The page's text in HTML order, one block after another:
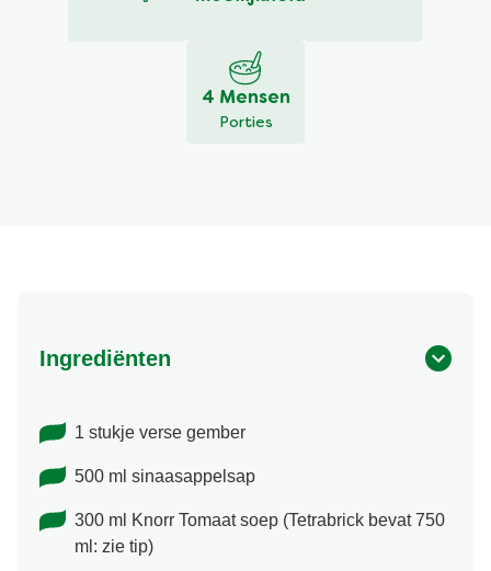
4 Mensen
Porties
Ingrediënten
1 stukje verse gember
500 ml sinaasappelsap
300 ml Knorr Tomaat soep (Tetrabrick bevat 750
ml: zie tip)